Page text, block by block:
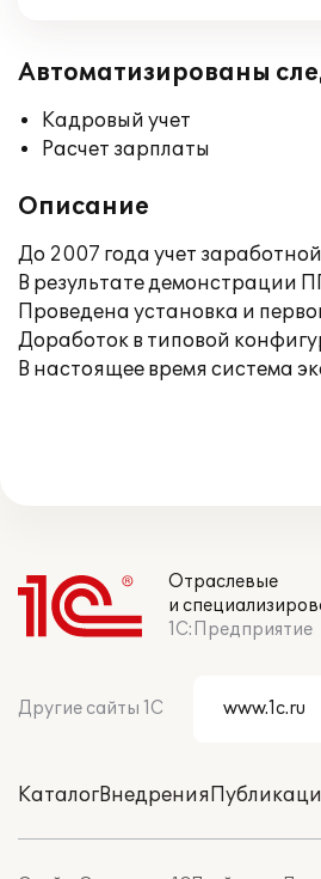
Автоматизированы
Кадровый учет
Расчет зарплаты
Описание
До 2007 года учет
В результате демонстрации
Проведена установка и
Доработок в типовой
В настоящее время система
Отраслевые
и
1С:Предприятие
Другие сайты 1С
КаталогВнедрения